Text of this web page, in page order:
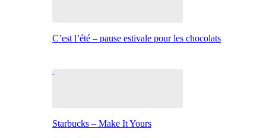
C’est l’été – pause estivale pour les chocolats
Starbucks – Make It Yours